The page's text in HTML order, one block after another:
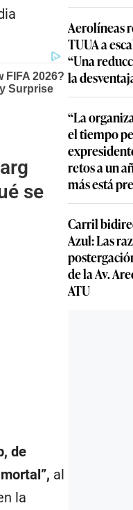
se
de
al
la
Aerolíneas
TUUA a
“Una
la
“La
el tiempo
retos a un
más está
Carril
Azul: Las
de la Av.
ATU